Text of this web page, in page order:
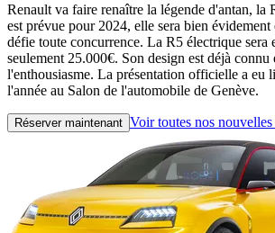
Renault va faire renaître la légende d'antan, la
est prévue pour 2024, elle sera bien
défie toute concurrence. La R5 électrique sera
seulement 25.000€. Son design est déjà connu
l'enthousiasme. La présentation officielle a eu
l'année au Salon de l'automobile de Genève.
Réserver maintenant Voir toutes nos